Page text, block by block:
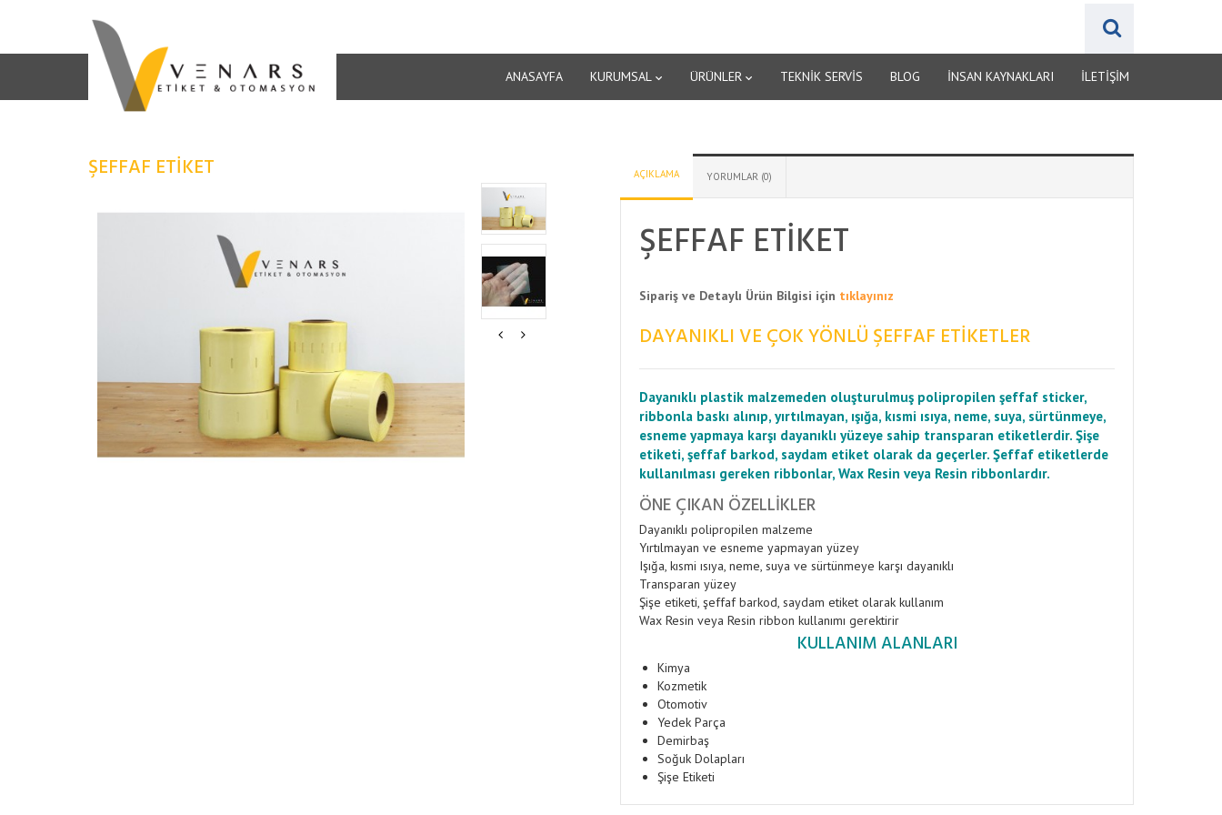
ANASAYFA KURUMSAL ÜRÜNLER TEKNİK SERVİS BLOG İNSAN KAYNAKLARI İLETIŞIM
ŞEFFAF ETIKET AÇIKLAMA YORUMLAR (0)
ŞEFFAF ETIKET
Sipariş ve Detaylı Ürün Bilgisi için tıklayınız
DAYANIKLI VE ÇOK YÖNLÜ ŞEFFAF ETIKETLER
Dayanıklı plastik malzemeden oluşturulmuş polipropilen şeffaf sticker,
ribbonla baskı alınıp, yırtılmayan, ışığa, kısmi ısıya, neme, suya, sürtünmeye,
esneme yapmaya karşı dayanıklı yüzeye sahip transparan etiketlerdir. Şişe
etiketi, şeffaf barkod, saydam etiket olarak da geçerler. Şeffaf etiketlerde
kullanılması gereken ribbonlar, Wax Resin veya Resin ribbonlardır.
ÖNE ÇIKAN ÖZELLIKLER
Dayanıklı polipropilen malzeme
Yırtılmayan ve esneme yapmayan yüzey
Işığa, kısmi ısıya, neme, suya ve sürtünmeye karşı dayanıklı
Transparan yüzey
Şişe etiketi, şeffaf barkod, saydam etiket olarak kullanım
Wax Resin veya Resin ribbon kullanımı gerektirir
KULLANIM ALANLARI
Kimya
Kozmetik
Otomotiv
Yedek Parça
Demirbaş
Soğuk Dolapları
Şişe Etiketi